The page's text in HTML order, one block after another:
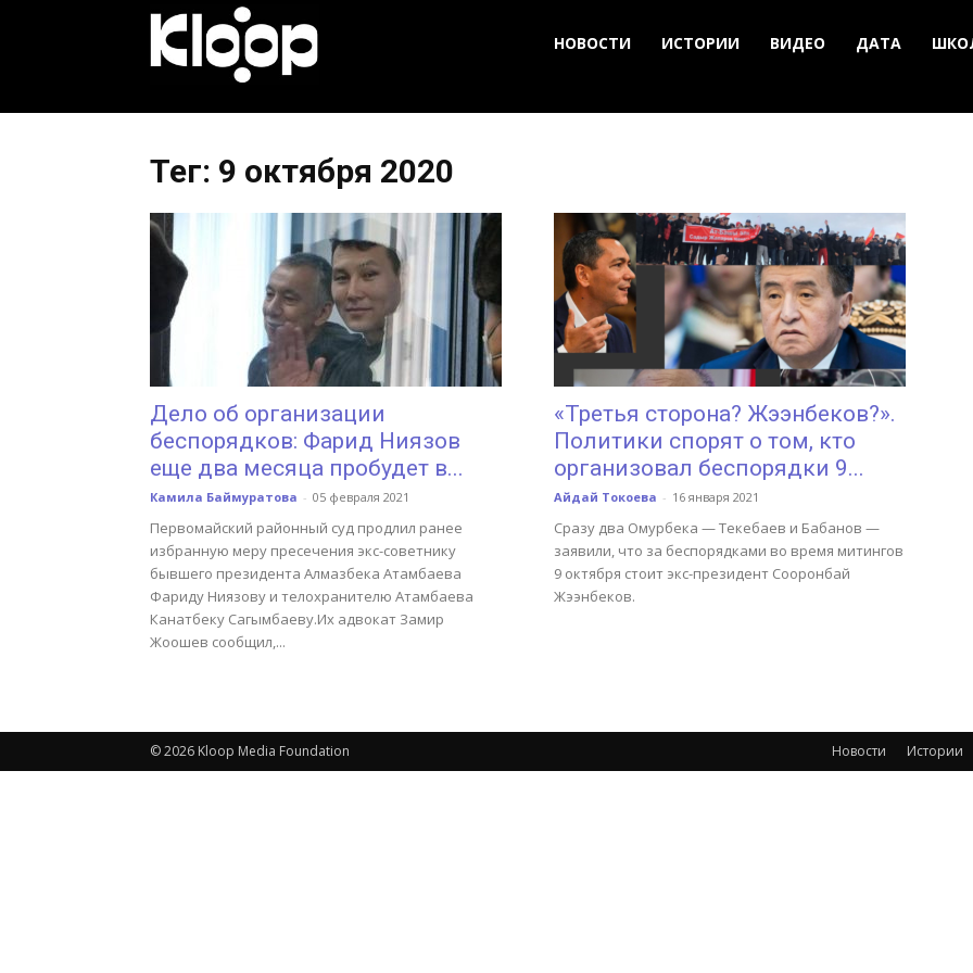
Новости
Кыргызстана
НОВОСТИ ИСТОРИИ ВИДЕО ДАТА
Тег: 9 октября 2020
Дело об организации
беспорядков: Фарид Ниязов
еще два месяца пробудет в...
Камила Баймуратова - 05 февраля 2021
Первомайский районный суд продлил ранее
избранную меру пресечения экс-советнику
бывшего президента Алмазбека Атамбаева
Фариду Ниязову и телохранителю Атамбаева
Канатбеку Сагымбаеву.Их адвокат Замир
Жоошев сообщил,...
«Третья сторона? Жээнбеков?».
Политики спорят о том, кто
организовал беспорядки 9...
Айдай Токоева - 16 января 2021
Сразу два Омурбека — Текебаев и Бабанов —
заявили, что за беспорядками во время митингов
9 октября стоит экс-президент Сооронбай
Жээнбеков.
Новости Истории
© 2026 Kloop Media Foundation